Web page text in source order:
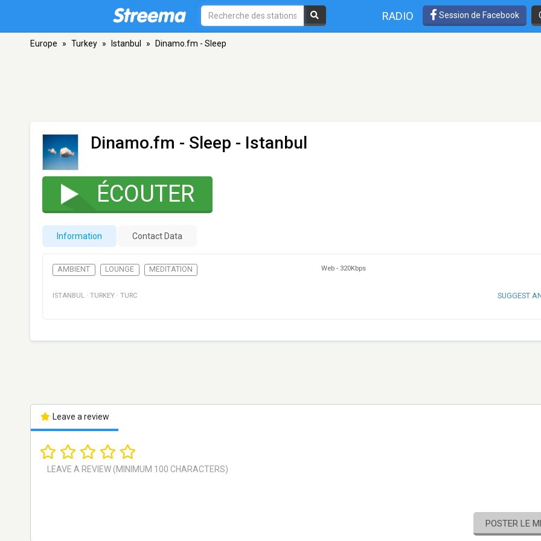
RADIO Session de Facebook
Europe » Turkey » Istanbul » Dinamo.fm - Sleep
Dinamo.fm - Sleep - Istanbul
ÉCOUTER
Information Contact Data
AMBIENT LOUNGE MEDITATION Web - 320Kbps
ISTANBUL · TURKEY · TURC SUGGEST
Leave a review
POSTER LE